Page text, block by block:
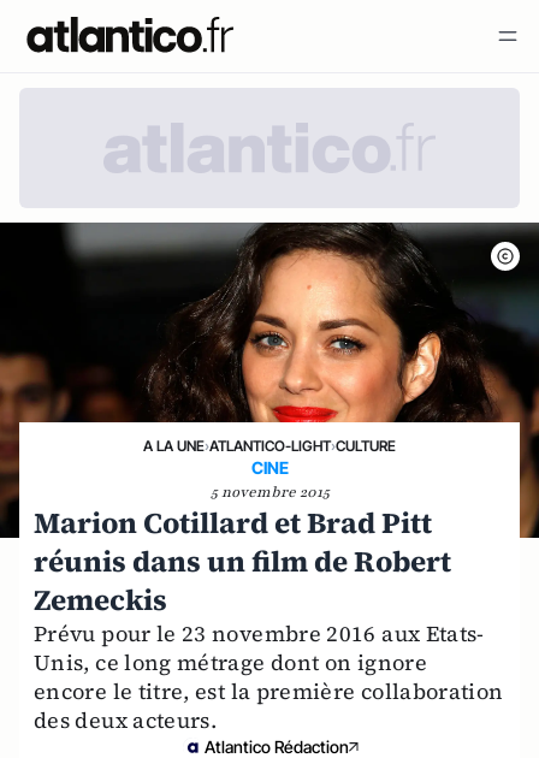
A LA UNE›ATLANTICO-LIGHT›CULTURE
CINE
5 novembre 2015
Marion Cotillard et Brad Pitt
réunis dans un film de Robert
Zemeckis
Prévu pour le 23 novembre 2016 aux Etats-
Unis, ce long métrage dont on ignore
encore le titre, est la première collaboration
des deux acteurs.
Atlantico Rédaction